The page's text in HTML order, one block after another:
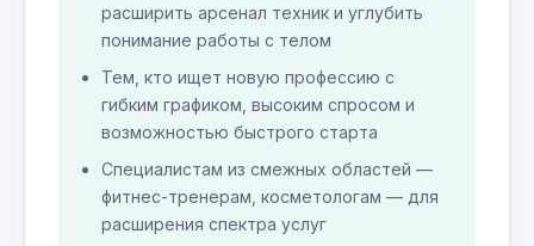
расширить арсенал техник и углубить
понимание работы с телом
Тем, кто ищет новую профессию с
гибким графиком, высоким спросом и
возможностью быстрого старта
Специалистам из смежных областей —
фитнес-тренерам, косметологам — для
расширения спектра услуг